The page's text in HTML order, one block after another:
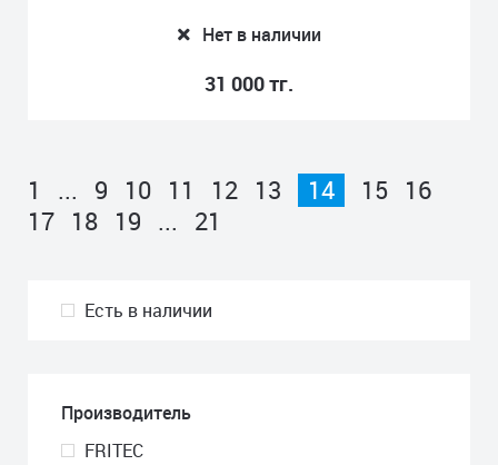
Есть в наличии
Производитель
FRITEC
Нет в наличии
31 000 тг.
1 ... 9 10 11 12 13 14 15 16
17 18 19 ... 21